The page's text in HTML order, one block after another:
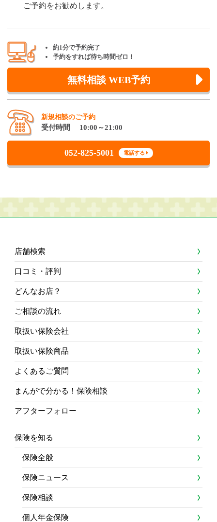
ご予約をお勧めします。
約1分で予約完了
予約をすれば待ち時間ゼロ！
無料相談 WEB予約
新規相談のご予約
受付時間 10:00～21:00
052-825-5001 電話する
店舗検索
口コミ・評判
どんなお店？
ご相談の流れ
取扱い保険会社
取扱い保険商品
よくあるご質問
まんがで分かる！保険相談
アフターフォロー
保険を知る
保険全般
保険ニュース
保険相談
個人年金保険